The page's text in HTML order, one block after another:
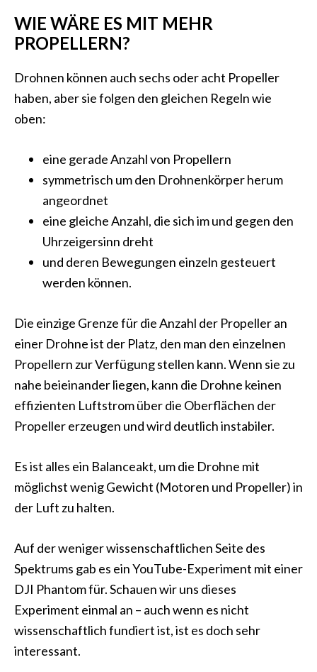
WIE WÄRE ES MIT MEHR
PROPELLERN?
Drohnen können auch sechs oder acht Propeller
haben, aber sie folgen den gleichen Regeln wie
oben:
eine gerade Anzahl von Propellern
symmetrisch um den Drohnenkörper herum
angeordnet
eine gleiche Anzahl, die sich im und gegen den
Uhrzeigersinn dreht
und deren Bewegungen einzeln gesteuert
werden können.
Die einzige Grenze für die Anzahl der Propeller an
einer Drohne ist der Platz, den man den einzelnen
Propellern zur Verfügung stellen kann. Wenn sie zu
nahe beieinander liegen, kann die Drohne keinen
effizienten Luftstrom über die Oberflächen der
Propeller erzeugen und wird deutlich instabiler.
Es ist alles ein Balanceakt, um die Drohne mit
möglichst wenig Gewicht (Motoren und Propeller) in
der Luft zu halten.
Auf der weniger wissenschaftlichen Seite des
Spektrums gab es ein YouTube-Experiment mit einer
DJI Phantom für. Schauen wir uns dieses
Experiment einmal an – auch wenn es nicht
wissenschaftlich fundiert ist, ist es doch sehr
interessant.